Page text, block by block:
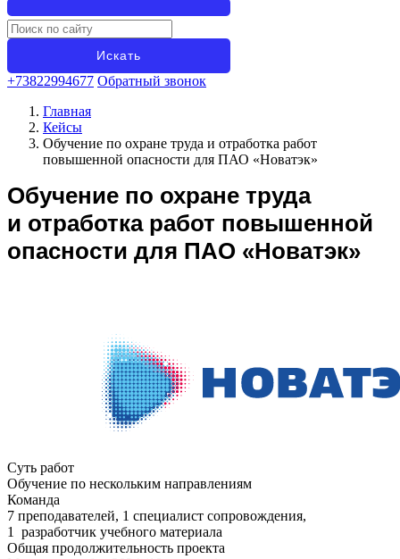
+73822994677 Обратный звонок
Главная
Кейсы
Обучение по охране труда и отработка работ
повышенной опасности для ПАО «Новатэк»
Обучение по охране труда
и отработка работ повышенной
опасности для ПАО «Новатэк»
Суть работ
Обучение по нескольким направлениям
Команда
7 преподавателей, 1 специалист сопровождения,
1 разработчик учебного материала
Общая продолжительность проекта